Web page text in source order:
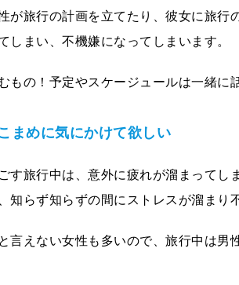
が旅行の計画を立てたり、彼女に旅行
しまい、不機嫌になってしまいます。
もの！予定やスケージュールは一緒に
まめに気にかけて欲しい
す旅行中は、意外に疲れが溜まってし
知らず知らずの間にストレスが溜まり
言えない女性も多いので、旅行中は男